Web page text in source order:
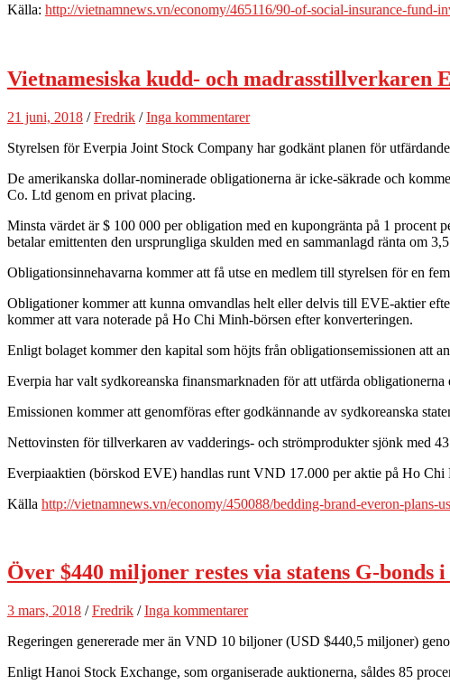
Källa: http://vietnamnews.vn/economy/465116/90-of-social-insurance-
Vietnamesiska kudd- och
21 juni, 2018 /Fredrik /Inga kommentarer
Styrelsen för Everpia Joint Stock Company har godkänt planen för
De amerikanska dollar-nominerade obligationerna är icke-säkrade och
Co. Ltd genom en privat placing.
Minsta värdet är $ 100 000 per obligation med en kupongränta på 1 procent
betalar emittenten den ursprungliga skulden med en sammanlagd ränta om
Obligationsinnehavarna kommer att få utse en medlem till styrelsen för en
Obligationer kommer att kunna omvandlas helt eller delvis till EVE-aktier
kommer att vara noterade på Ho Chi Minh-börsen efter konverteringen.
Enligt bolaget kommer den kapital som höjts från obligationsemissionen att
Everpia har valt sydkoreanska finansmarknaden för att utfärda
Emissionen kommer att genomföras efter godkännande av sydkoreanska
Nettovinsten för tillverkaren av vadderings- och strömprodukter sjönk med
Everpiaaktien (börskod EVE) handlas runt VND 17.000 per aktie på Ho Chi
Källa http://vietnamnews.vn/economy/450088/bedding-brand-everon-plans-
Över $440 miljoner restes via statens G-bonds
3 mars, 2018 /Fredrik /Inga kommentarer
Regeringen genererade mer än VND 10 biljoner (USD $440,5 miljoner)
Enligt Hanoi Stock Exchange, som organiserade auktionerna, såldes 85